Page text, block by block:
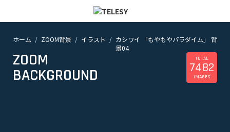
ホーム
TELESYについて
ホーム ZOOM背景 イラスト
カシワイ 「もやもやパラダイム」 背
景04
ZOOM
BACKGROUND
TOTAL
7482
IMAGES